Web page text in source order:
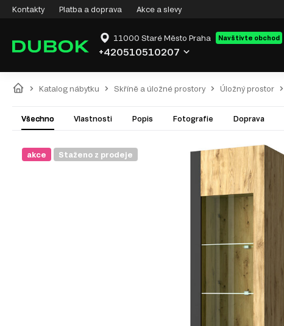
Kontakty Platba a doprava Akce a slevy
11000 Staré Město Praha Navštivte obchod
+420510510207
Katalog nábytku Skříně a úložné prostory Úložný prostor
Všechno Vlastnosti Popis Fotografie Doprava
akce Staženo z prodeje